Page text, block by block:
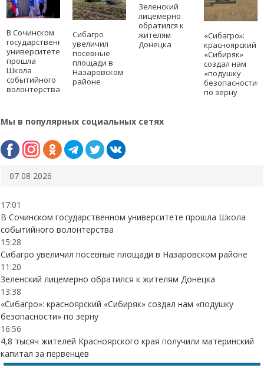
В Сочинском
государственном
университете
прошла
Школа
событийного
волонтерства
Сибагро
увеличил
посевные
площади в
Назаровском
районе
Зеленский
лицемерно
обратился к
жителям
Донецка
«Сибагро»:
красноярский
«Сибиряк»
создал нам
«подушку
безопасности»
по зерну
Мы в популярных социальных сетях
07 08 2026
17:01
В Сочинском государственном университете прошла Школа
событийного волонтерства
15:28
Сибагро увеличил посевные площади в Назаровском районе
11:20
Зеленский лицемерно обратился к жителям Донецка
13:38
«Сибагро»: красноярский «Сибиряк» создал нам «подушку
безопасности» по зерну
16:56
4,8 тысяч жителей Красноярского края получили материнский
капитал за первенцев